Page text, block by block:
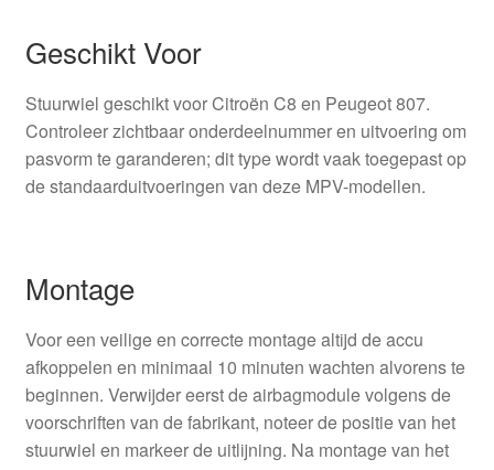
Geschikt Voor
Stuurwiel geschikt voor Citroën C8 en Peugeot 807.
Controleer zichtbaar onderdeelnummer en uitvoering om
pasvorm te garanderen; dit type wordt vaak toegepast op
de standaarduitvoeringen van deze MPV-modellen.
Montage
Voor een veilige en correcte montage altijd de accu
afkoppelen en minimaal 10 minuten wachten alvorens te
beginnen. Verwijder eerst de airbagmodule volgens de
voorschriften van de fabrikant, noteer de positie van het
stuurwiel en markeer de uitlijning. Na montage van het